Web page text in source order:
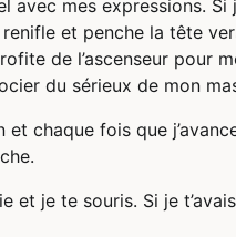
mes expressions. Si
et penche la tête
de l’ascenseur pour
du sérieux de mon
chaque fois que j’avance
et je te souris. Si je